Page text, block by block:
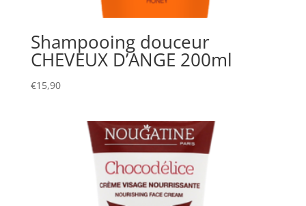
Shampooing douceur
CHEVEUX D’ANGE 200ml
€15,90